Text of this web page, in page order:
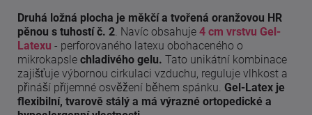
Druhá ložná plocha je měkčí a tvořená oranžovou HR
pěnou s tuhostí č. 2 . Navíc obsahuje 4 cm vrstvu Gel-
Latexu - perforovaného latexu obohaceného o
mikrokapsle chladivého gelu. Tato unikátní kombinace
zajišťuje výbornou cirkulaci vzduchu, reguluje vlhkost a
přináší příjemné osvěžení během spánku. Gel-Latex je
flexibilní, tvarově stálý a má výrazné ortopedické a